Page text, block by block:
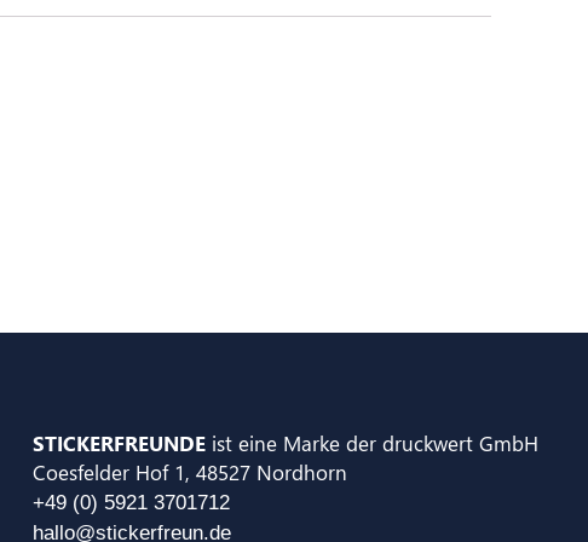
STICKERFREUNDE ist eine Marke der druckwert GmbH
Coesfelder Hof 1, 48527 Nordhorn
+49 (0) 5921 3701712
hallo@stickerfreun.de